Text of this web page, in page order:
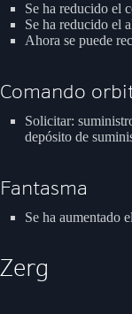
Se ha reducido el
Se ha reducido el
Ahora se puede
Comando
Solicitar:
depósito de
Fantasma
Se ha aumentado
Zerg